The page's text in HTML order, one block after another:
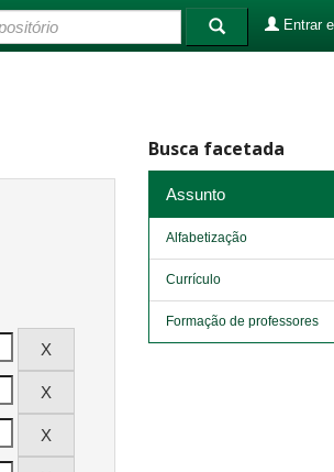
Entrar
Busca facetada
Assunto
Alfabetização
Currículo
Formação de professores